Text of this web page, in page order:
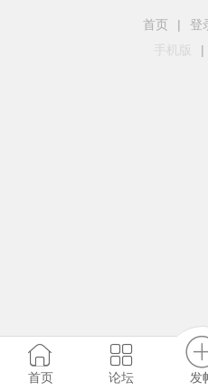
首页 | 登
手机版
|
首页 论坛 发